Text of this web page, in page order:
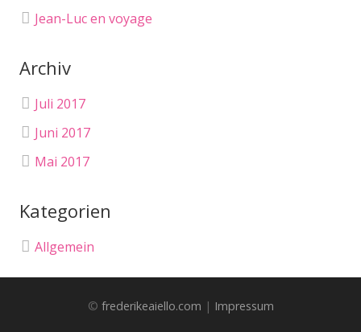
Jean-Luc en voyage
Archiv
Juli 2017
Juni 2017
Mai 2017
Kategorien
Allgemein
© frederikeaiello.com | Impressum